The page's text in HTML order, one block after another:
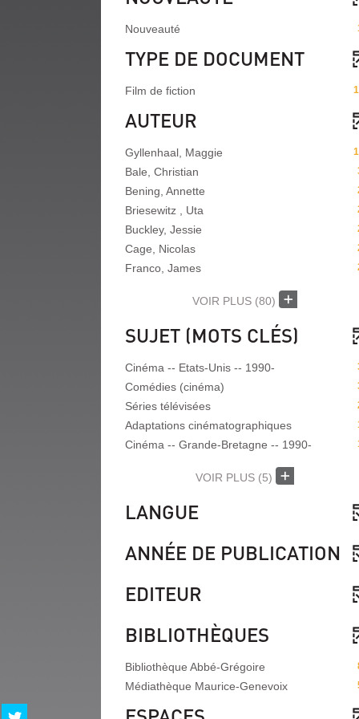
Partager
Nouveauté
TYPE DE DOCUMENT
Film de fiction
AUTEUR
Gyllenhaal, Maggie
Bale, Christian
Bening, Annette
Briesewitz , Uta
Buckley, Jessie
Cage, Nicolas
Franco, James
VOIR PLUS (80)
SUJET (MOTS CLÉS)
Cinéma -- Etats-Unis -- 1990-
Comédies (cinéma)
Séries télévisées
Adaptations cinématographiques
Cinéma -- Grande-Bretagne -- 1990-
VOIR PLUS (5)
LANGUE
ANNÉE DE PUBLICATION
EDITEUR
BIBLIOTHÈQUES
Bibliothèque Abbé-Grégoire
Médiathèque Maurice-Genevoix